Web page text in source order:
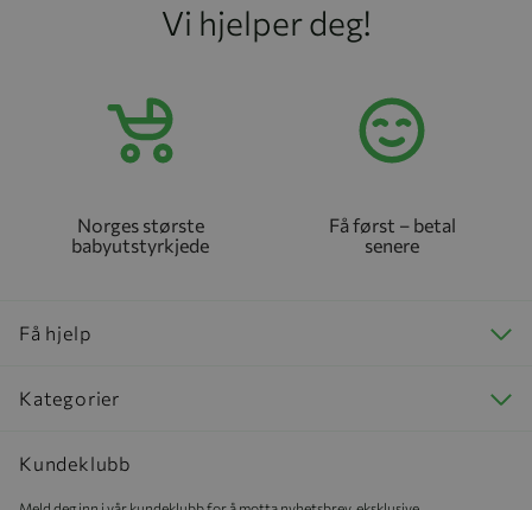
Vi hjelper deg!
Norges største
babyutstyrkjede
Få først – betal
senere
Få hjelp
Kategorier
Kundeklubb